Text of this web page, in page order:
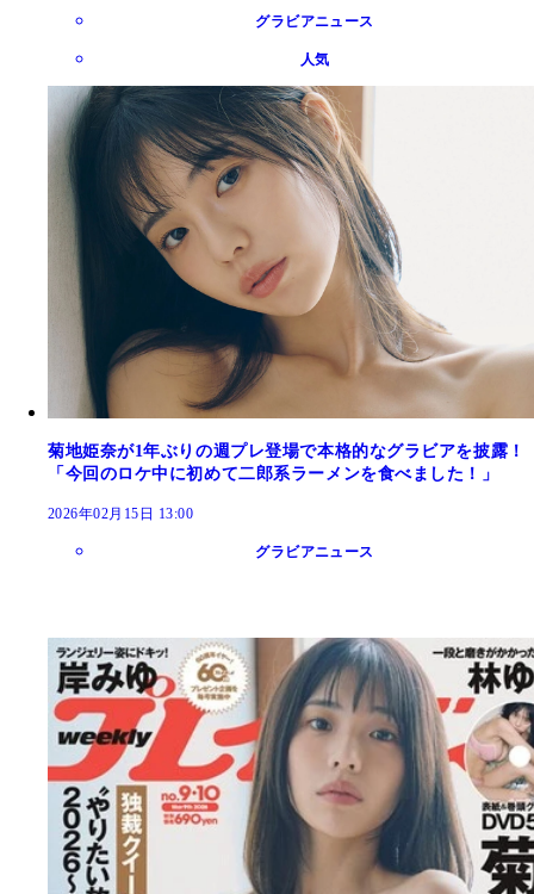
グラビアニュース
人気
菊地姫奈が1年ぶりの週プレ登場で本格的なグラビアを披露！
「今回のロケ中に初めて二郎系ラーメンを食べました！」
2026年02月15日 13:00
グラビアニュース